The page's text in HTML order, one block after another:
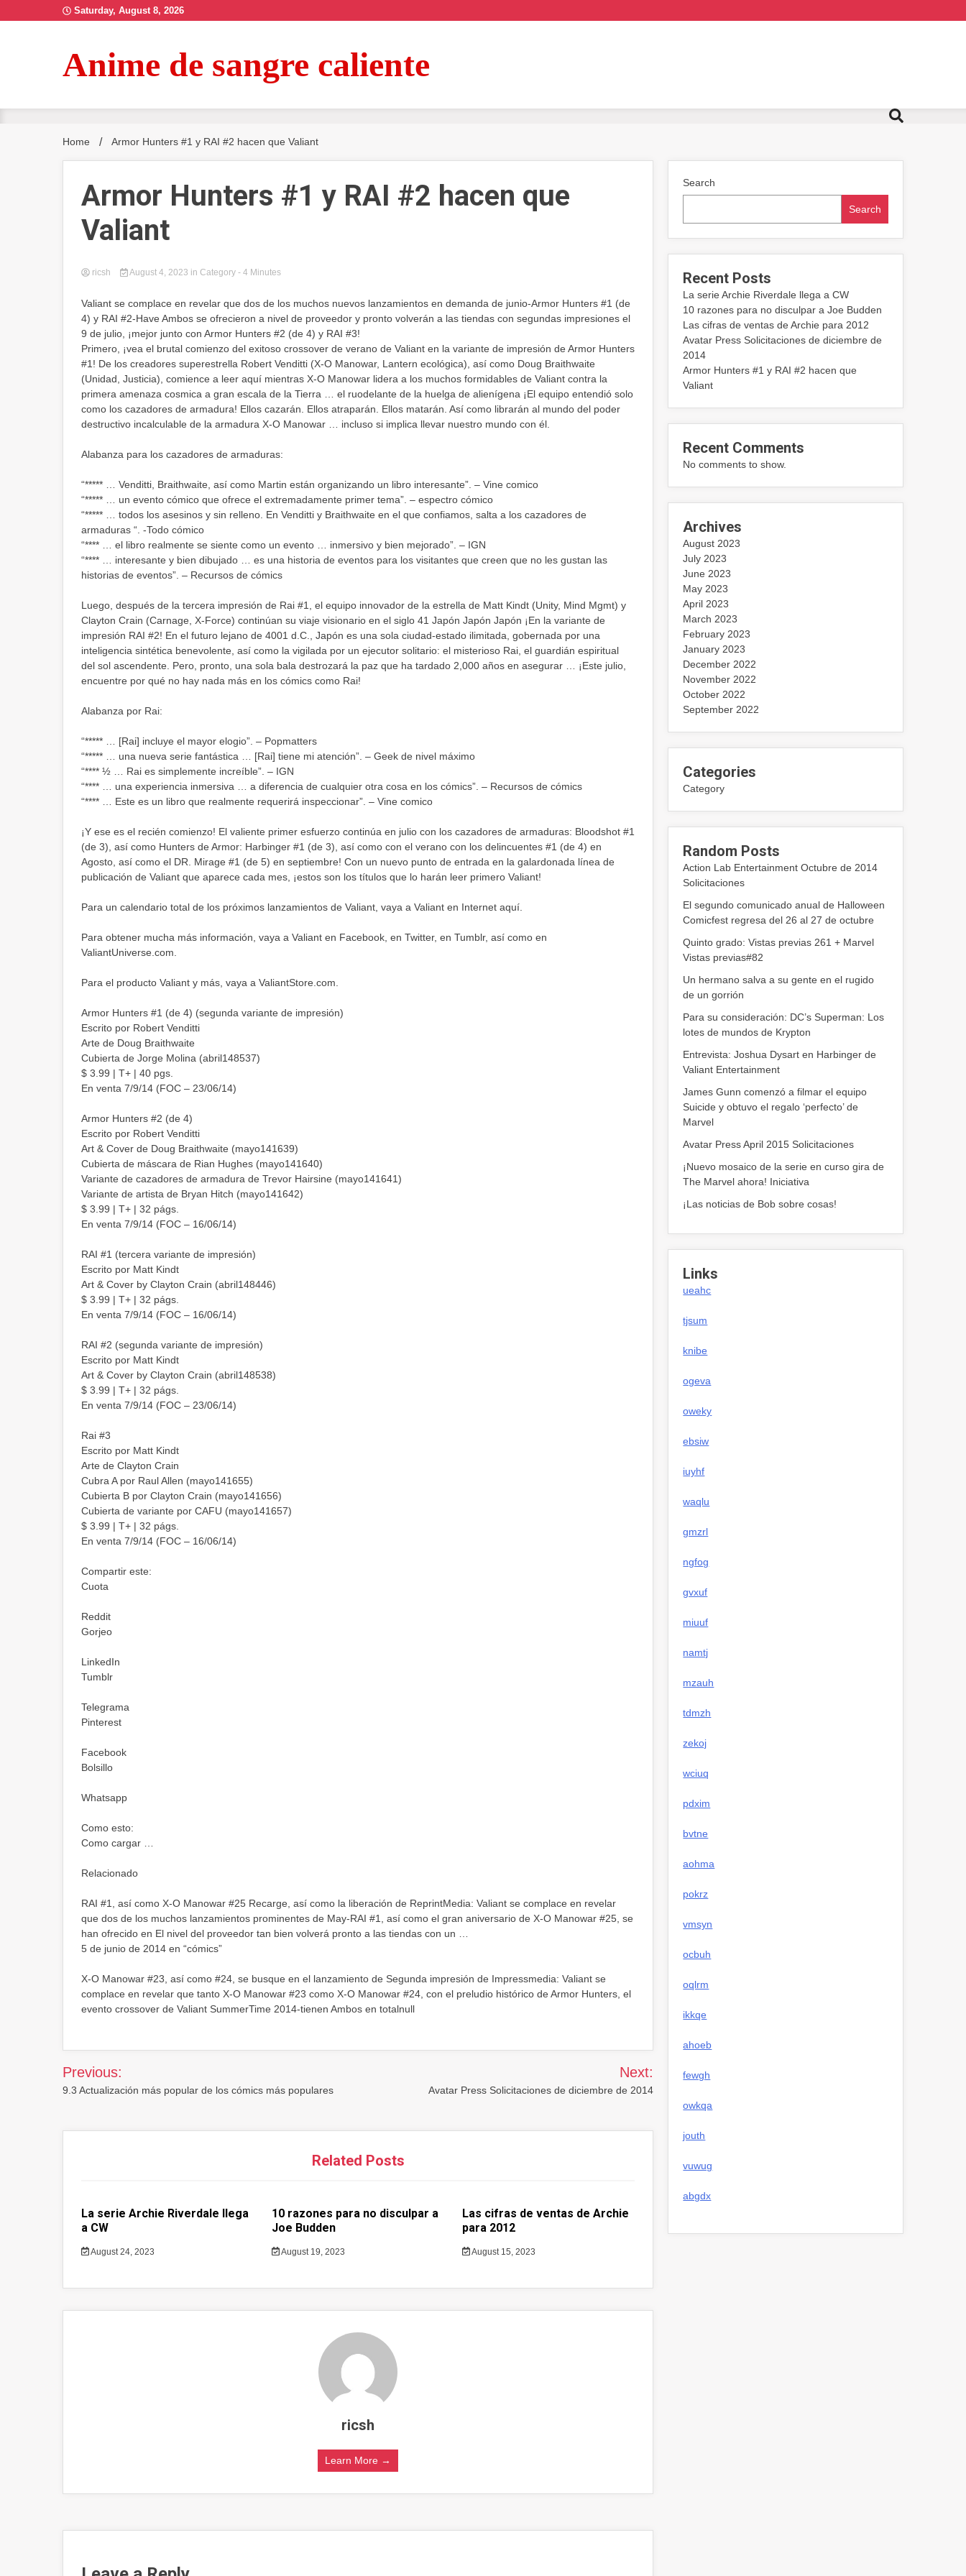
to
Saturday, August 8, 2026
Anime de sangre caliente
Home Armor Hunters #1 y RAI #2 hacen que Valiant
Armor Hunters #1 y RAI #2 hacen que
Valiant
ricsh August 4, 2023 in Category - 4 Minutes
Valiant se complace en revelar que dos de los muchos nuevos lanzamientos en demanda de junio-Armor Hunters #1 (de
4) y RAI #2-Have Ambos se ofrecieron a nivel de proveedor y pronto volverán a las tiendas con segundas impresiones el
9 de julio, ¡mejor junto con Armor Hunters #2 (de 4) y RAI #3!
Primero, ¡vea el brutal comienzo del exitoso crossover de verano de Valiant en la variante de impresión de Armor Hunters
#1! De los creadores superestrella Robert Venditti (X-O Manowar, Lantern ecológica), así como Doug Braithwaite
(Unidad, Justicia), comience a leer aquí mientras X-O Manowar lidera a los muchos formidables de Valiant contra la
primera amenaza cosmica a gran escala de la Tierra … el ruodelante de la huelga de alienígena ¡El equipo entendió solo
como los cazadores de armadura! Ellos cazarán. Ellos atraparán. Ellos matarán. Así como librarán al mundo del poder
destructivo incalculable de la armadura X-O Manowar … incluso si implica llevar nuestro mundo con él.
Alabanza para los cazadores de armaduras:
“***** … Venditti, Braithwaite, así como Martin están organizando un libro interesante”. – Vine comico
“***** … un evento cómico que ofrece el extremadamente primer tema”. – espectro cómico
“***** … todos los asesinos y sin relleno. En Venditti y Braithwaite en el que confiamos, salta a los cazadores de
armaduras “. -Todo cómico
“**** … el libro realmente se siente como un evento … inmersivo y bien mejorado”. – IGN
“**** … interesante y bien dibujado … es una historia de eventos para los visitantes que creen que no les gustan las
historias de eventos”. – Recursos de cómics
Luego, después de la tercera impresión de Rai #1, el equipo innovador de la estrella de Matt Kindt (Unity, Mind Mgmt) y
Clayton Crain (Carnage, X-Force) continúan su viaje visionario en el siglo 41 Japón Japón Japón ¡En la variante de
impresión RAI #2! En el futuro lejano de 4001 d.C., Japón es una sola ciudad-estado ilimitada, gobernada por una
inteligencia sintética benevolente, así como la vigilada por un ejecutor solitario: el misterioso Rai, el guardián espiritual
del sol ascendente. Pero, pronto, una sola bala destrozará la paz que ha tardado 2,000 años en asegurar … ¡Este julio,
encuentre por qué no hay nada más en los cómics como Rai!
Alabanza por Rai:
“***** … [Rai] incluye el mayor elogio”. – Popmatters
“***** … una nueva serie fantástica … [Rai] tiene mi atención”. – Geek de nivel máximo
“**** ½ … Rai es simplemente increíble”. – IGN
“**** … una experiencia inmersiva … a diferencia de cualquier otra cosa en los cómics”. – Recursos de cómics
“**** … Este es un libro que realmente requerirá inspeccionar”. – Vine comico
¡Y ese es el recién comienzo! El valiente primer esfuerzo continúa en julio con los cazadores de armaduras: Bloodshot #1
(de 3), así como Hunters de Armor: Harbinger #1 (de 3), así como con el verano con los delincuentes #1 (de 4) en
Agosto, así como el DR. Mirage #1 (de 5) en septiembre! Con un nuevo punto de entrada en la galardonada línea de
publicación de Valiant que aparece cada mes, ¡estos son los títulos que lo harán leer primero Valiant!
Para un calendario total de los próximos lanzamientos de Valiant, vaya a Valiant en Internet aquí.
Para obtener mucha más información, vaya a Valiant en Facebook, en Twitter, en Tumblr, así como en
ValiantUniverse.com.
Para el producto Valiant y más, vaya a ValiantStore.com.
Armor Hunters #1 (de 4) (segunda variante de impresión)
Escrito por Robert Venditti
Arte de Doug Braithwaite
Cubierta de Jorge Molina (abril148537)
$ 3.99 | T+ | 40 pgs.
En venta 7/9/14 (FOC – 23/06/14)
Armor Hunters #2 (de 4)
Escrito por Robert Venditti
Art & Cover de Doug Braithwaite (mayo141639)
Cubierta de máscara de Rian Hughes (mayo141640)
Variante de cazadores de armadura de Trevor Hairsine (mayo141641)
Variante de artista de Bryan Hitch (mayo141642)
$ 3.99 | T+ | 32 págs.
En venta 7/9/14 (FOC – 16/06/14)
RAI #1 (tercera variante de impresión)
Escrito por Matt Kindt
Art & Cover by Clayton Crain (abril148446)
$ 3.99 | T+ | 32 págs.
En venta 7/9/14 (FOC – 16/06/14)
RAI #2 (segunda variante de impresión)
Escrito por Matt Kindt
Art & Cover by Clayton Crain (abril148538)
$ 3.99 | T+ | 32 págs.
En venta 7/9/14 (FOC – 23/06/14)
Rai #3
Escrito por Matt Kindt
Arte de Clayton Crain
Cubra A por Raul Allen (mayo141655)
Cubierta B por Clayton Crain (mayo141656)
Cubierta de variante por CAFU (mayo141657)
$ 3.99 | T+ | 32 págs.
En venta 7/9/14 (FOC – 16/06/14)
Compartir este:
Cuota
Reddit
Gorjeo
LinkedIn
Tumblr
Telegrama
Pinterest
Facebook
Bolsillo
Whatsapp
Como esto:
Como cargar …
Relacionado
RAI #1, así como X-O Manowar #25 Recarge, así como la liberación de ReprintMedia: Valiant se complace en revelar
que dos de los muchos lanzamientos prominentes de May-RAI #1, así como el gran aniversario de X-O Manowar #25, se
han ofrecido en El nivel del proveedor tan bien volverá pronto a las tiendas con un …
5 de junio de 2014 en “cómics”
X-O Manowar #23, así como #24, se busque en el lanzamiento de Segunda impresión de Impressmedia: Valiant se
complace en revelar que tanto X-O Manowar #23 como X-O Manowar #24, con el preludio histórico de Armor Hunters, el
evento crossover de Valiant SummerTime 2014-tienen Ambos en totalnull
Post
navigation
Previous:
9.3 Actualización más popular de los cómics más populares
Next:
Avatar Press Solicitaciones de diciembre de 2014
Related Posts
La serie Archie Riverdale llega
a CW
August 24, 2023
10 razones para no disculpar a
Joe Budden
August 19, 2023
Las cifras de ventas de Archie
para 2012
August 15, 2023
ricsh
Learn More →
Search
Search
Recent Posts
La serie Archie Riverdale llega a CW
10 razones para no disculpar a Joe Budden
Las cifras de ventas de Archie para 2012
Avatar Press Solicitaciones de diciembre de
2014
Armor Hunters #1 y RAI #2 hacen que
Valiant
Recent Comments
No comments to show.
Archives
August 2023
July 2023
June 2023
May 2023
April 2023
March 2023
February 2023
January 2023
December 2022
November 2022
October 2022
September 2022
Categories
Category
Random Posts
Action Lab Entertainment Octubre de 2014
Solicitaciones
El segundo comunicado anual de Halloween
Comicfest regresa del 26 al 27 de octubre
Quinto grado: Vistas previas 261 + Marvel
Vistas previas#82
Un hermano salva a su gente en el rugido
de un gorrión
Para su consideración: DC’s Superman: Los
lotes de mundos de Krypton
Entrevista: Joshua Dysart en Harbinger de
Valiant Entertainment
James Gunn comenzó a filmar el equipo
Suicide y obtuvo el regalo ‘perfecto’ de
Marvel
Avatar Press April 2015 Solicitaciones
¡Nuevo mosaico de la serie en curso gira de
The Marvel ahora! Iniciativa
¡Las noticias de Bob sobre cosas!
Links
ueahc
tjsum
knibe
ogeva
oweky
ebsiw
iuyhf
waqlu
gmzrl
ngfog
gvxuf
miuuf
namtj
mzauh
tdmzh
zekoj
wciuq
pdxim
bvtne
aohma
pokrz
vmsyn
ocbuh
oqlrm
ikkqe
ahoeb
fewgh
owkqa
jouth
vuwug
abgdx